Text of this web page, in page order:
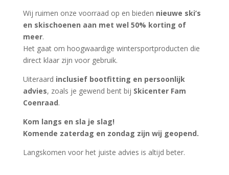
Wij ruimen onze voorraad op en bieden nieuwe ski’s
en skischoenen aan met wel 50% korting of
meer.
Het gaat om hoogwaardige wintersportproducten die
direct klaar zijn voor gebruik.
Uiteraard inclusief bootfitting en persoonlijk
advies, zoals je gewend bent bij Skicenter Fam
Coenraad.
Kom langs en sla je slag!
Komende zaterdag en zondag zijn wij geopend.
Langskomen voor het juiste advies is altijd beter.